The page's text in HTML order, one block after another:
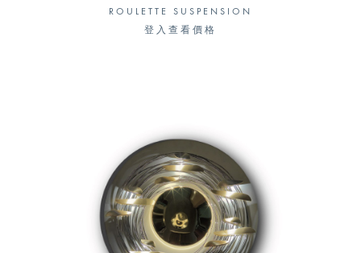
ROULETTE SUSPENSION
登入查看價格